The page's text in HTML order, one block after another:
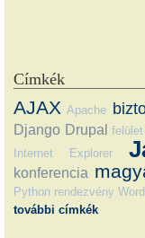
Címkék
AJAX Apache
Django Drupal felület
Internet Explorer
konferencia
Python rendezvény
további címkék